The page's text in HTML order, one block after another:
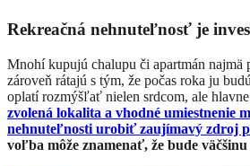
Rekreačná nehnuteľnosť je
Mnohí kupujú chalupu či apartmán najmä
zároveň rátajú s tým, že počas roka ju
oplatí rozmýšľať nielen srdcom, ale
zvolená lokalita a vhodné umiestnenie
nehnuteľnosti urobiť zaujímavý zdroj
voľba môže znamenať, že bude